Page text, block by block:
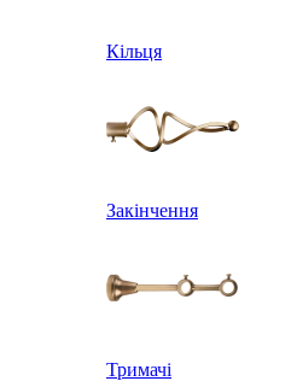
Кільця
Закінчення
Тримачі